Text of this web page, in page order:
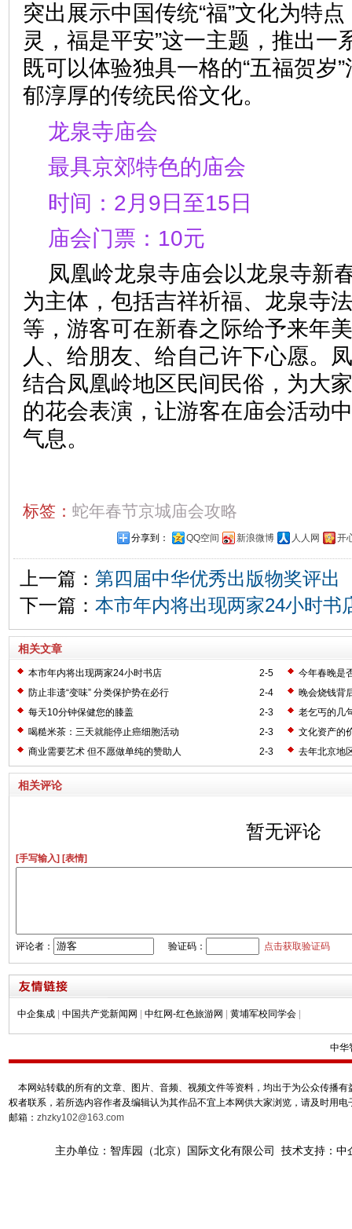
突出展示中国传统“福”文化为特
灵，福是平安”这一主题，推出一
既可以体验独具一格的“五福贺岁
郁淳厚的传统民俗文化。
龙泉寺庙会
最具京郊特色的庙会
时间：2月9日至15日
庙会门票：10元
凤凰岭龙泉寺庙会以龙泉寺新
为主体，包括吉祥祈福、龙泉寺
等，游客可在新春之际给予来年
人、给朋友、给自己许下心愿。
结合凤凰岭地区民间民俗，为大
的花会表演，让游客在庙会活动
气息。
标签： 蛇年春节京城庙会攻略
分享到： QQ空间 新浪微博 人人网 开
上一篇： 第四届中华优秀出版物奖评出
下一篇： 本市年内将出现两家24小时书
相关文章
2-5
本市年内将出现两家24小时书店
今年春晚是
2-4
防止非遗“变味” 分类保护势在必行
晚会烧钱背
2-3
每天10分钟保健您的膝盖
老乞丐的几
2-3
喝糙米茶：三天就能停止癌细胞活动
文化资产的
2-3
商业需要艺术 但不愿做单纯的赞助人 去年北京地
相关评论
暂无评论
[手写输入] [表情]
评论者： 验证码： 点击获取验证码
中企集成 | 中国共产党新闻网 | 中红网-红色旅游网 | 黄埔军校同学会 |
中华
本网站转载的所有的文章、图片、音频、视频文件等资料，均出于为公众传播
权者联系，若所选内容作者及编辑认为其作品不宜上本网供大家浏览，请及时用
邮箱： zhzky102@163.com
主办单位：智库园（北京）国际文化有限公司 技术支持：